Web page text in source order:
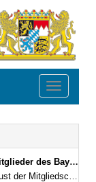
Toggle
vom 6. März 1996 (GVBl. S. 82) BayRS 1100-1-I (Art. 1–63)
(Art. 1–4a)